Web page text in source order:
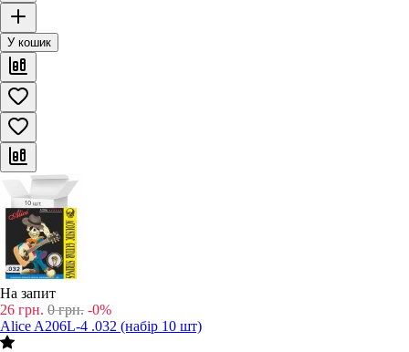
У кошик
На запит
26 грн. 0 грн. -0%
Alice A206L-4 .032 (набір 10 шт)